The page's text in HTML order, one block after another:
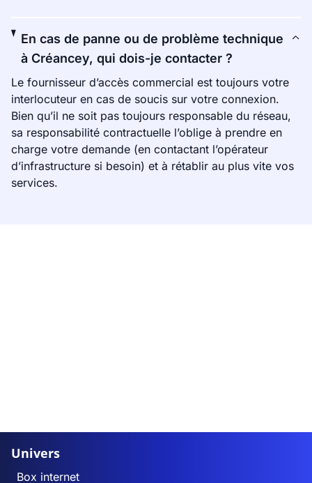
En cas de panne ou de problème technique
à Créancey, qui dois-je contacter ?
Le fournisseur d’accès commercial est toujours votre
interlocuteur en cas de soucis sur votre connexion.
Bien qu’il ne soit pas toujours responsable du réseau,
sa responsabilité contractuelle l’oblige à prendre en
charge votre demande (en contactant l’opérateur
d’infrastructure si besoin) et à rétablir au plus vite vos
services.
Univers
Box internet